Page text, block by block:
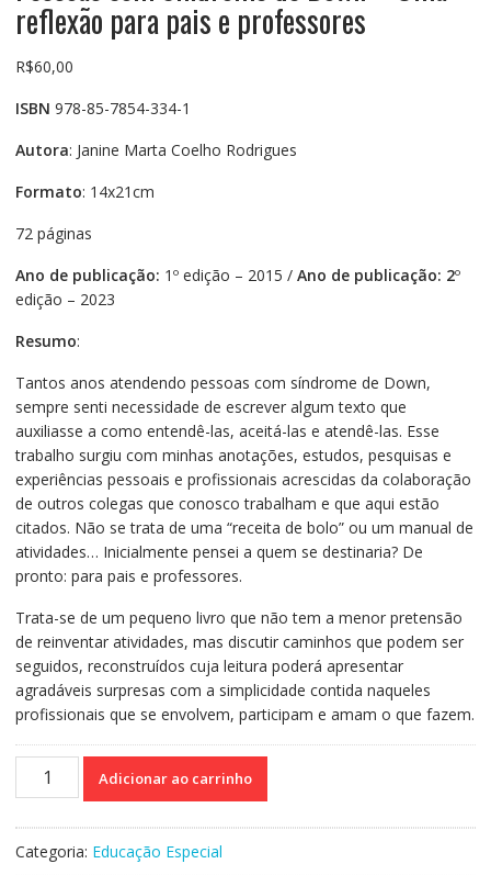
reflexão para pais e professores
R$60,00
ISBN 978-85-7854-334-1
Autora: Janine Marta Coelho Rodrigues
Formato: 14x21cm
72 páginas
Ano de publicação: 1º edição – 2015 / Ano de publicação: 2º
edição – 2023
Resumo:
Tantos anos atendendo pessoas com síndrome de Down,
sempre senti necessidade de escrever algum texto que
auxiliasse a como entendê-las, aceitá-las e atendê-las. Esse
trabalho surgiu com minhas anotações, estudos, pesquisas e
experiências pessoais e profissionais acrescidas da colaboração
de outros colegas que conosco trabalham e que aqui estão
citados. Não se trata de uma “receita de bolo” ou um manual de
atividades… Inicialmente pensei a quem se destinaria? De
pronto: para pais e professores.
Trata-se de um pequeno livro que não tem a menor pretensão
de reinventar atividades, mas discutir caminhos que podem ser
seguidos, reconstruídos cuja leitura poderá apresentar
agradáveis surpresas com a simplicidade contida naqueles
profissionais que se envolvem, participam e amam o que fazem.
Pessoas
Down
Adicionar ao carrinho
Categoria: Educação Especial